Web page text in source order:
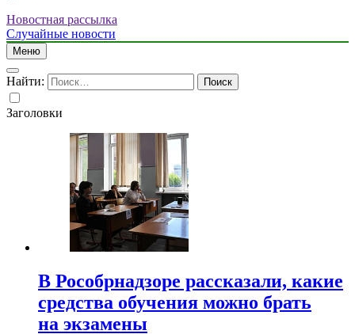
Новостная рассылка
Случайные новости
Меню
Найти:
Заголовки
В Рособрнадзоре рассказали, какие
средства обучения можно брать
на экзамены